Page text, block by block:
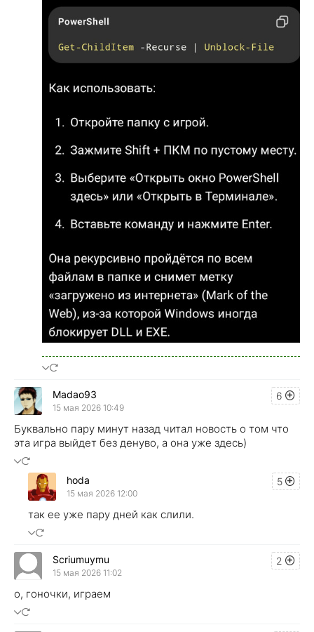
6
Madao93
15 мая 2026 10:49
Буквально пару минут назад читал новость о том что
эта игра выйдет без денуво, а она уже здесь)
5
hoda
15 мая 2026 12:00
так ее уже пару дней как слили.
2
Scriumuymu
15 мая 2026 11:02
о, гоночки, играем